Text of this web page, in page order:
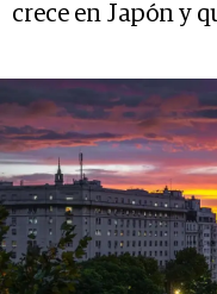
crece en Japón y